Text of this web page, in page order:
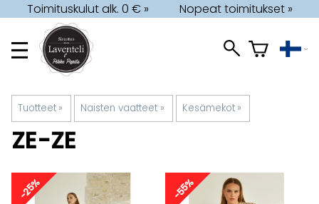
Toimituskulut alk. 0 € » Nopeat toimitukset »
Tuotteet ‪» Naisten vaatteet ‪» Kesämekot ‪»
ZE-ZE
-25% -55%